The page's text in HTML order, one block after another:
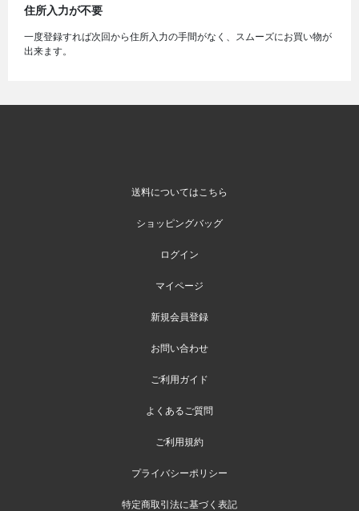
住所入力が不要
一度登録すれば次回から住所入力の手間がなく、スムーズにお買い物が
出来ます。
送料についてはこちら
ショッピングバッグ
ログイン
マイページ
新規会員登録
お問い合わせ
ご利用ガイド
よくあるご質問
ご利用規約
プライバシーポリシー
特定商取引法に基づく表記